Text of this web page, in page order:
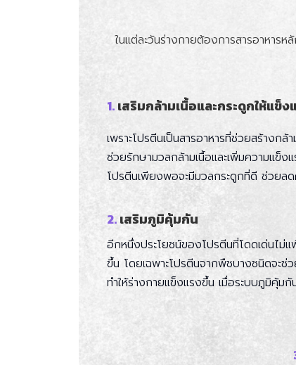
ในแต่ละวันร่างกายต้องการสารอาหาร
1.เสริมกล้ามเนื้อและกระดูกให้แข็ง
เพราะโปรตีนเป็นสารอาหารที่ช่วยสร้าง
ช่วยรักษามวลกล้ามเนื้อและเพิ่มความแข็
โปรตีนเพียงพอจะมีมวลกระดูกที่ดี ช่วยล
2.เสริมภูมิคุ้มกัน
อีกหนึ่งประโยชน์ของโปรตีนที่โดดเด่นไม่แ
ขึ้น โดยเฉพาะโปรตีนจากพืชบางชนิดจะช่
ทำให้ร่างกายแข็งแรงขึ้น เมื่อระบบภูมิคุ้ม